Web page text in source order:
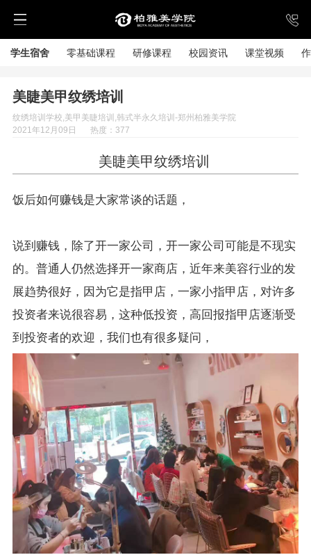
学生宿舍 零基础课程 研修课程 校园资讯 课堂视频
美睫美甲纹绣培训
纹绣培训学校,美甲美睫培训,韩式半永久培训-郑州柏雅美学院
2021年12月09日
热度：377
美睫美甲纹绣培训
饭后如何赚钱是大家常谈的话题，
说到赚钱，除了开一家公司，开一家公司可能是不现实
的。普通人仍然选择开一家商店，近年来美容行业的发
展趋势很好，因为它是指甲店，一家小指甲店，对许多
投资者来说很容易，这种低投资，高回报指甲店逐渐受
到投资者的欢迎，我们也有很多疑问，